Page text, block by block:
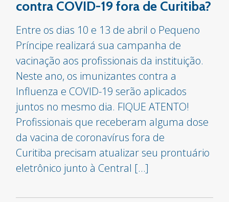
contra COVID-19 fora de Curitiba?
Entre os dias 10 e 13 de abril o Pequeno
Príncipe realizará sua campanha de
vacinação aos profissionais da instituição.
Neste ano, os imunizantes contra a
Influenza e COVID-19 serão aplicados
juntos no mesmo dia. FIQUE ATENTO!
Profissionais que receberam alguma dose
da vacina de coronavírus fora de
Curitiba precisam atualizar seu prontuário
eletrônico junto à Central […]